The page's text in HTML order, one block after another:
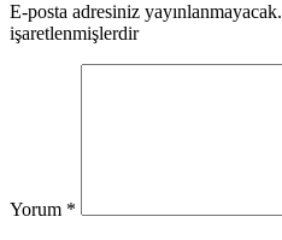
E-posta adresiniz yayınlanmayacak.
işaretlenmişlerdir
Yorum *